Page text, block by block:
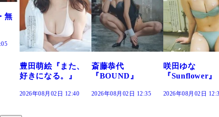
斎藤恭代
『BOUND』
2026年08月02日 12:35
咲田ゆな
『Sunflower』
2026年08月02日 12:30
藤水咲桜『花
だまり』
2026年08月02日